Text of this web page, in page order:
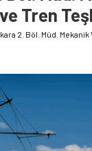
Buharlıyı
Tren
2. Böl. Müd.